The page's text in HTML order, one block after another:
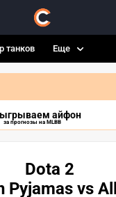
танков Еще
айфон
за прогнозы на MLBB
Dota 2
Pyjamas vs